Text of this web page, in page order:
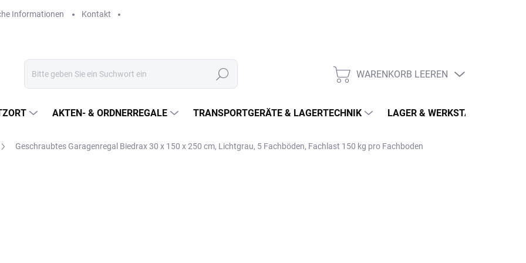
Informationen Kontakt
Suchen WARENKORB
WARENKORB LEEREN
AKTEN- & ORDNERREGALE TRANSPORTGERÄTE & LAGERTECHNIK LAGER & WERKSTATT
Geschraubtes Garagenregal Biedrax 30 x 150 x 250 cm, Lichtgrau, 5 Fachböden, Fachlast 150 kg pro Fachboden